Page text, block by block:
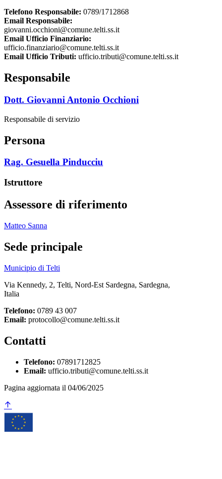
Telefono Responsabile: 0789/1712868
Email Responsabile:
giovanni.occhioni@comune.telti.ss.it
Email Ufficio Finanziario:
ufficio.finanziario@comune.telti.ss.it
Email Ufficio Tributi: ufficio.tributi@comune.telti.ss.it
Responsabile
Dott. Giovanni Antonio Occhioni
Responsabile di servizio
Persona
Rag. Gesuella Pinducciu
Istruttore
Assessore di riferimento
Matteo Sanna
Sede principale
Municipio di Telti
Via Kennedy, 2, Telti, Nord-Est Sardegna, Sardegna,
Italia
Telefono: 0789 43 007
Email: protocollo@comune.telti.ss.it
Contatti
Telefono: 07891712825
Email: ufficio.tributi@comune.telti.ss.it
Pagina aggiornata il 04/06/2025